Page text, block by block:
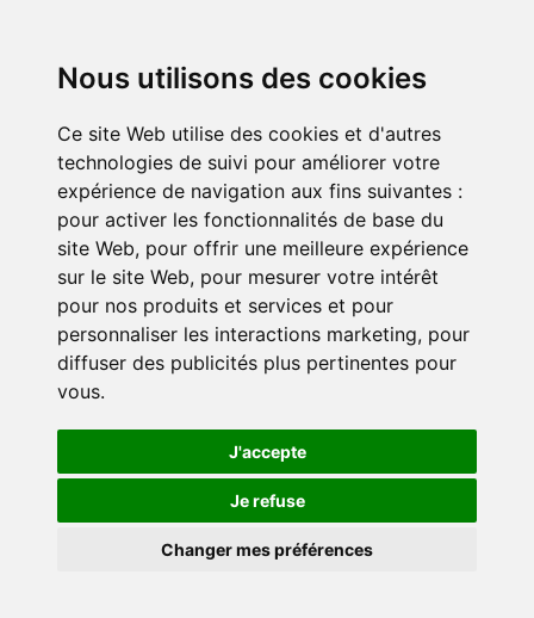
Nous utilisons des cookies
Ce site Web utilise des cookies et d'autres
technologies de suivi pour améliorer votre
expérience de navigation aux fins suivantes :
pour activer les fonctionnalités de base du
site Web, pour offrir une meilleure expérience
sur le site Web, pour mesurer votre intérêt
pour nos produits et services et pour
personnaliser les interactions marketing, pour
diffuser des publicités plus pertinentes pour
vous.
J'accepte
Je refuse
Changer mes préférences